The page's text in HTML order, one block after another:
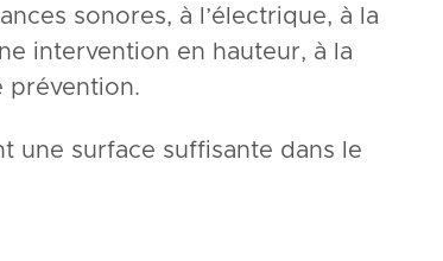
sonores, à l’électrique, à la
intervention en hauteur, à la
prévention.
une surface suffisante dans le